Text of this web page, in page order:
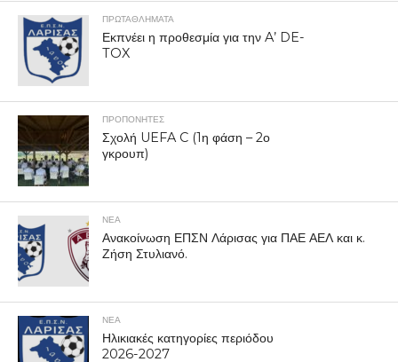
ΠΡΩΤΑΘΛΉΜΑΤΑ
Εκπνέει η προθεσμία για την A’ DE-
TOX
ΠΡΟΠΟΝΗΤΈΣ
Σχολή UEFA C (1η φάση – 2ο
γκρουπ)
ΝΕΑ
Ανακοίνωση ΕΠΣΝ Λάρισας για ΠΑΕ ΑΕΛ και κ.
Ζήση Στυλιανό.
ΝΕΑ
Ηλικιακές κατηγορίες περιόδου
2026-2027